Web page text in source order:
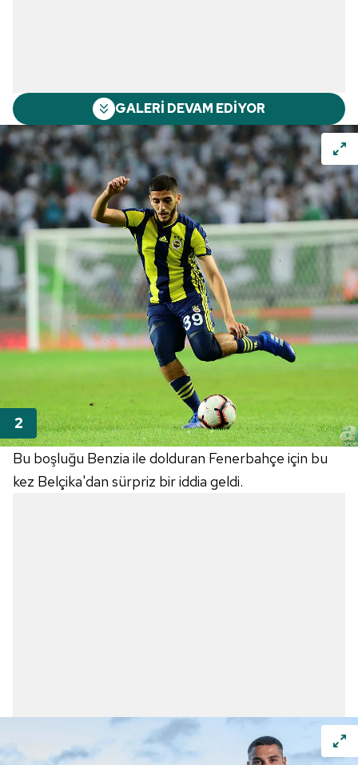
GALERİ DEVAM EDİYOR
Bu boşluğu Benzia ile dolduran Fenerbahçe için bu
kez Belçika'dan sürpriz bir iddia geldi.